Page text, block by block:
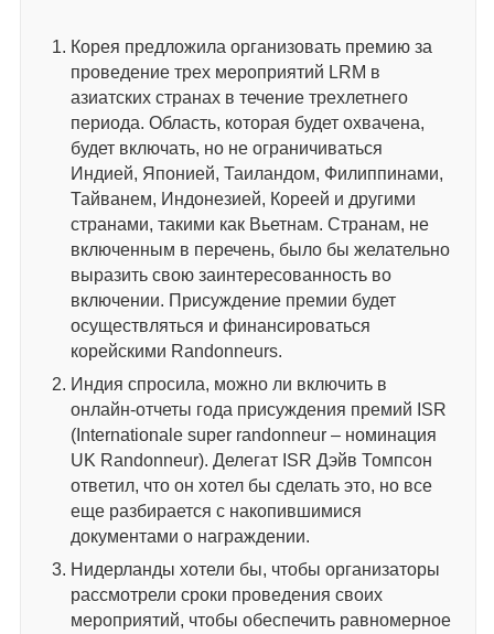
Корея предложила организовать премию за
проведение трех мероприятий LRM в
азиатских странах в течение трехлетнего
периода. Область, которая будет охвачена,
будет включать, но не ограничиваться
Индией, Японией, Таиландом, Филиппинами,
Тайванем, Индонезией, Кореей и другими
странами, такими как Вьетнам. Странам, не
включенным в перечень, было бы желательно
выразить свою заинтересованность во
включении. Присуждение премии будет
осуществляться и финансироваться
корейскими Randonneurs.
Индия спросила, можно ли включить в
онлайн-отчеты года присуждения премий ISR
(Internationale super randonneur – номинация
UK Randonneur). Делегат ISR Дэйв Томпсон
ответил, что он хотел бы сделать это, но все
еще разбирается с накопившимися
документами о награждении.
Нидерланды хотели бы, чтобы организаторы
рассмотрели сроки проведения своих
мероприятий, чтобы обеспечить равномерное